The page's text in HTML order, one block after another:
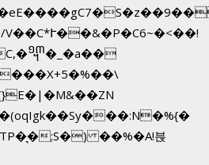
<��!
;S�) ��%�A!븑